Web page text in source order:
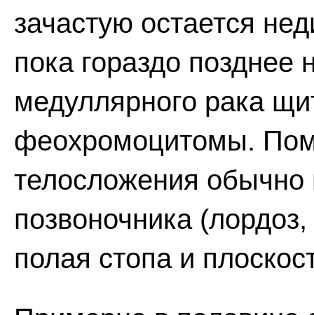
зачастую остается
пока гораздо позднее
медуллярного рака
феохромоцитомы.
телосложения
позвоночника
полая стопа и